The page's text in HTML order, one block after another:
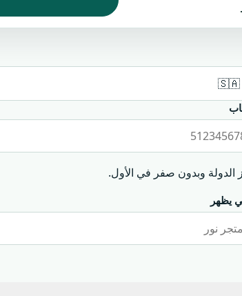
الدولة وبدون صفر في الأول.
يظهر